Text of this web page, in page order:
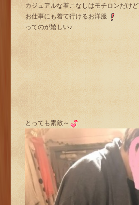
カジュアルな着こなしはモチロンだけど
お仕事にも着て行けるお洋服
ってのが嬉しい♪
とっても素敵～